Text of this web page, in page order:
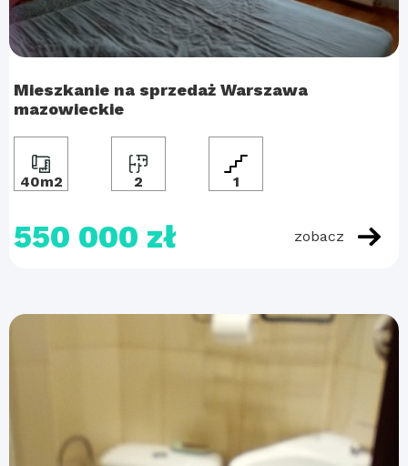
Mieszkanie na sprzedaż Warszawa
mazowieckie
40m2 2 1
550 000 zł zobacz